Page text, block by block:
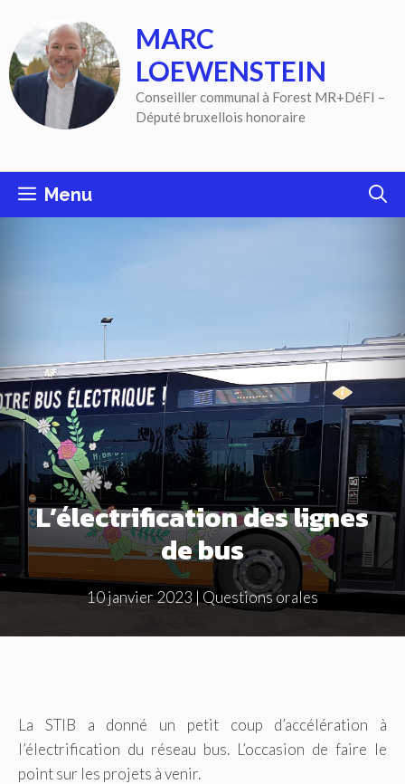
contenu
MARC
LOEWENSTEIN
Conseiller communal à Forest MR+DéFI –
Député bruxellois honoraire
Menu
L’électrification des lignes
de bus
10 janvier 2023 | Questions orales
La STIB a donné un petit coup d’accélération à
l’électrification du réseau bus. L’occasion de faire le
point sur les projets à venir.